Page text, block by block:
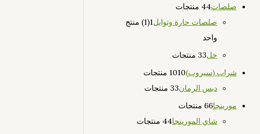
صلصات 44 منتجات
صلصات حارة وتوابل1
(1) منتج
واحد
خل 33 منتجات
شراب (سيروب)
1010 منتجات
دبس الرمان 33 منتجات
مورينجا 66 منتجات
شاي المورينجا 44 منتجات